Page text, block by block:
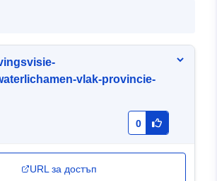
vlak-provincie-
0
URL за достъп